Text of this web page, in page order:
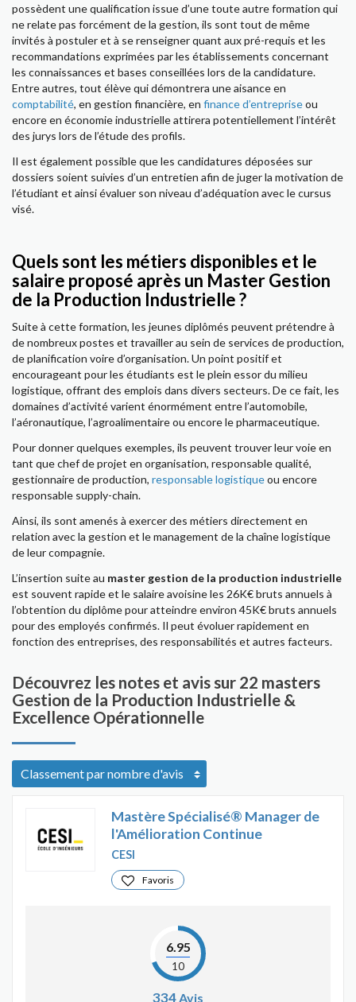
possèdent une qualification issue d’une toute autre formation qui
ne relate pas forcément de la gestion, ils sont tout de même
invités à postuler et à se renseigner quant aux pré-requis et les
recommandations exprimées par les établissements concernant
les connaissances et bases conseillées lors de la candidature.
Entre autres, tout élève qui démontrera une aisance en
comptabilité, en gestion financière, en finance d’entrepriseou
encore en économie industrielle attirera potentiellement l’intérêt
des jurys lors de l’étude des profils.
Il est également possible que les candidatures déposées sur
dossiers soient suivies d’un entretien afin de juger la motivation de
l’étudiant et ainsi évaluer son niveau d’adéquation avec le cursus
visé.
Quels sont les métiers disponibles et le
salaire proposé après un Master Gestion
de la Production Industrielle ?
Suite à cette formation, les jeunes diplômés peuvent prétendre à
de nombreux postes et travailler au sein de services de production,
de planification voire d’organisation. Un point positif et
encourageant pour les étudiants est le plein essor du milieu
logistique, offrant des emplois dans divers secteurs. De ce fait, les
domaines d’activité varient énormément entre l’automobile,
l’aéronautique, l’agroalimentaire ou encore le pharmaceutique.
Pour donner quelques exemples, ils peuvent trouver leur voie en
tant que chef de projet en organisation, responsable qualité,
gestionnaire de production, responsable logistiqueou encore
responsable supply-chain.
Ainsi, ils sont amenés à exercer des métiers directement en
relation avec la gestion et le management de la chaîne logistique
de leur compagnie.
L’insertion suite au master gestion de la production industrielle
est souvent rapide et le salaire avoisine les 26K€ bruts annuels à
l’obtention du diplôme pour atteindre environ 45K€ bruts annuels
pour des employés confirmés. Il peut évoluer rapidement en
fonction des entreprises, des responsabilités et autres facteurs.
Découvrez les notes et avis sur 22 masters
Gestion de la Production Industrielle &
Excellence Opérationnelle
Mastère Spécialisé® Manager de
l'Amélioration Continue
CESI
Favoris
6.95
10
334Avis